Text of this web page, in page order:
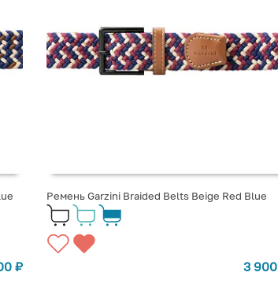
₽
Ремень Garzini Braided Belts Beige Red Blue
3 900